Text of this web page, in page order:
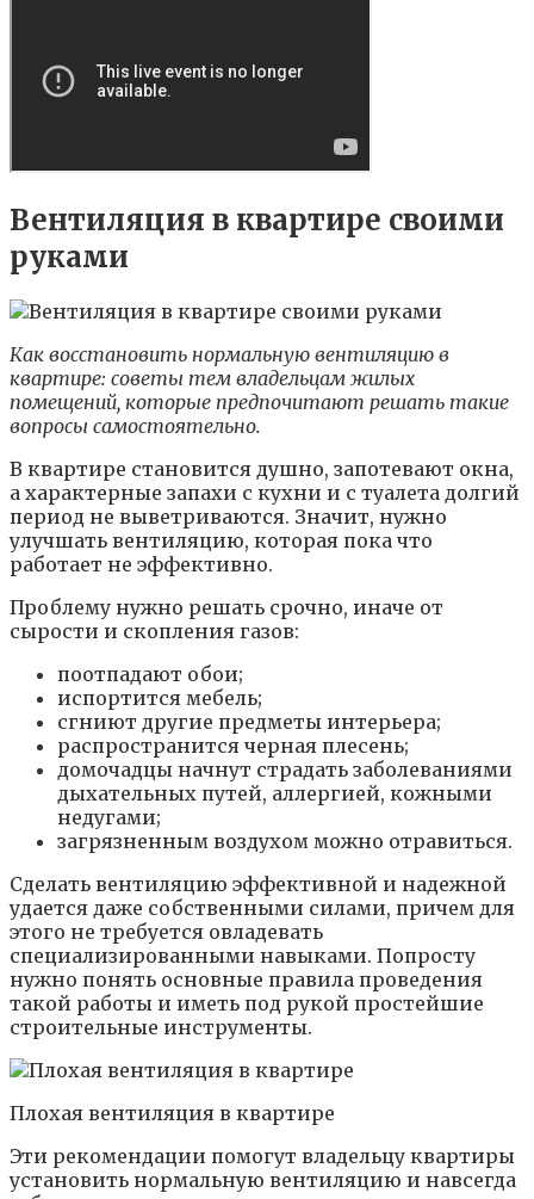
Вентиляция в квартире своими
руками
Как восстановить нормальную вентиляцию в
квартире: советы тем владельцам жилых
помещений, которые предпочитают решать такие
вопросы самостоятельно.
В квартире становится душно, запотевают окна,
а характерные запахи с кухни и с туалета долгий
период не выветриваются. Значит, нужно
улучшать вентиляцию, которая пока что
работает не эффективно.
Проблему нужно решать срочно, иначе от
сырости и скопления газов:
поотпадают обои;
испортится мебель;
сгниют другие предметы интерьера;
распространится черная плесень;
домочадцы начнут страдать заболеваниями
дыхательных путей, аллергией, кожными
недугами;
загрязненным воздухом можно отравиться.
Сделать вентиляцию эффективной и надежной
удается даже собственными силами, причем для
этого не требуется овладевать
специализированными навыками. Попросту
нужно понять основные правила проведения
такой работы и иметь под рукой простейшие
строительные инструменты.
Плохая вентиляция в квартире
Эти рекомендации помогут владельцу квартиры
установить нормальную вентиляцию и навсегда